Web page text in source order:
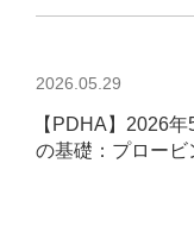
投
日:
2026.05.29
【PDHA】2026
の基礎：プロービ